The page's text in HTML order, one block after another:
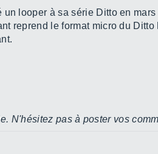
looper à sa série Ditto en
reprend le format micro du
N'hésitez pas à poster vos